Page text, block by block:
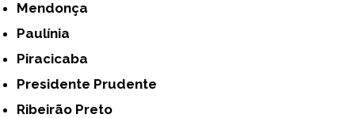
Mendonça
Paulínia
Piracicaba
Presidente Prudente
Ribeirão Preto